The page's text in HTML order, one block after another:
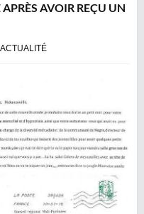
AVOIR REÇU UN
ACTUALITÉ